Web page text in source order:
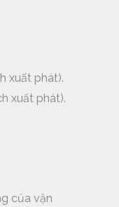
xuất phát).
xuất phát).
của vận